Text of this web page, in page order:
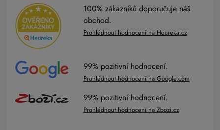
100% zákazníků doporučuje náš
obchod.
Prohlédnout hodnocení na Heureka.cz
99% pozitivní hodnocení.
Prohlédnout hodnocení na Google.com
99% pozitivní hodnocení.
Prohlédnout hodnocení na Zbozi.cz